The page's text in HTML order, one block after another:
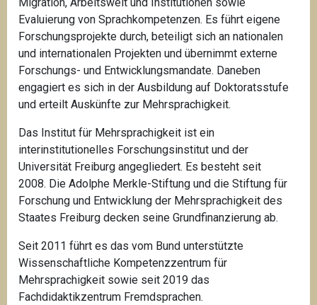
Migration, Arbeitswelt und Institutionen sowie
Evaluierung von Sprachkompetenzen. Es führt eigene
Forschungsprojekte durch, beteiligt sich an nationalen
und internationalen Projekten und übernimmt externe
Forschungs- und Entwicklungsmandate. Daneben
engagiert es sich in der Ausbildung auf Doktoratsstufe
und erteilt Auskünfte zur Mehrsprachigkeit.
Das Institut für Mehrsprachigkeit ist ein
interinstitutionelles Forschungsinstitut und der
Universität Freiburg angegliedert. Es besteht seit
2008. Die Adolphe Merkle-Stiftung und die Stiftung für
Forschung und Entwicklung der Mehrsprachigkeit des
Staates Freiburg decken seine Grundfinanzierung ab.
Seit 2011 führt es das vom Bund unterstützte
Wissenschaftliche Kompetenzzentrum für
Mehrsprachigkeit sowie seit 2019 das
Fachdidaktikzentrum Fremdsprachen.